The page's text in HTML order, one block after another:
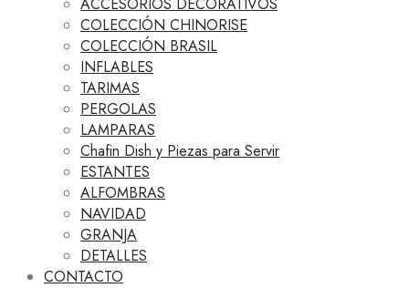
COLECCIÓN CHINORISE
COLECCIÓN BRASIL
INFLABLES
TARIMAS
PERGOLAS
LAMPARAS
Chafin Dish y Piezas para Servir
ESTANTES
ALFOMBRAS
NAVIDAD
GRANJA
DETALLES
CONTACTO